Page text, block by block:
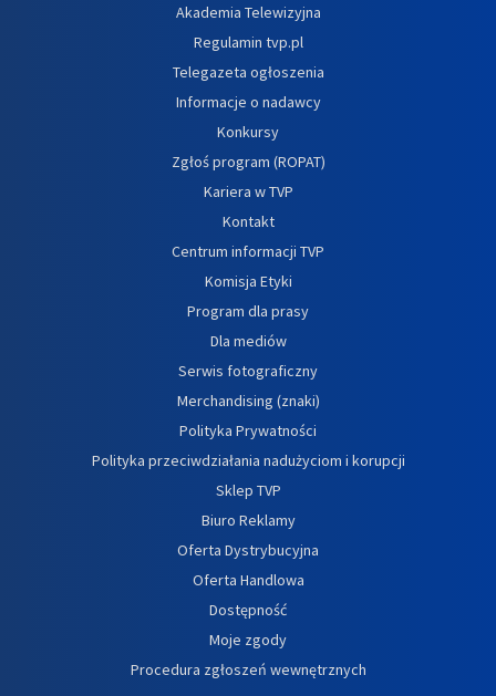
Akademia Telewizyjna
Regulamin tvp.pl
Telegazeta ogłoszenia
Informacje o nadawcy
Konkursy
Zgłoś program (ROPAT)
Kariera w TVP
Kontakt
Centrum informacji TVP
Komisja Etyki
Program dla prasy
Dla mediów
Serwis fotograficzny
Merchandising (znaki)
Polityka Prywatności
Polityka przeciwdziałania nadużyciom i korupcji
Sklep TVP
Biuro Reklamy
Oferta Dystrybucyjna
Oferta Handlowa
Dostępność
Moje zgody
Procedura zgłoszeń wewnętrznych